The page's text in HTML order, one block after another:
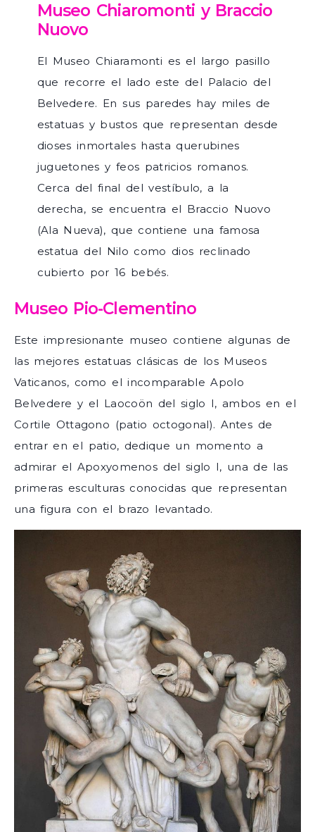
Museo Chiaromonti y Braccio
Nuovo
El Museo Chiaramonti es el largo pasillo
que recorre el lado este del Palacio del
Belvedere. En sus paredes hay miles de
estatuas y bustos que representan desde
dioses inmortales hasta querubines
juguetones y feos patricios romanos.
Cerca del final del vestíbulo, a la
derecha, se encuentra el Braccio Nuovo
(Ala Nueva), que contiene una famosa
estatua del Nilo como dios reclinado
cubierto por 16 bebés.
Museo Pio-Clementino
Este impresionante museo contiene algunas de
las mejores estatuas clásicas de los Museos
Vaticanos, como el incomparable Apolo
Belvedere y el Laocoön del siglo I, ambos en el
Cortile Ottagono (patio octogonal). Antes de
entrar en el patio, dedique un momento a
admirar el Apoxyomenos del siglo I, una de las
primeras esculturas conocidas que representan
una figura con el brazo levantado.